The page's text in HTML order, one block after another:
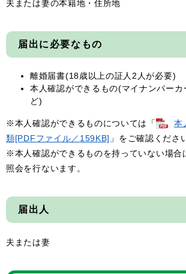
夫または妻の本籍地・住所地
届出に必要なもの
離婚届書(18歳以上の証人2人が必要)
本人確認ができるもの(マイナンバーカ
ど)
※本人確認ができるものについては「
本
類[PDFファイル／159KB] 」をご確認くださ
※本人確認ができるものを持っていない場合
照会を行ないます。
届出人
夫または妻